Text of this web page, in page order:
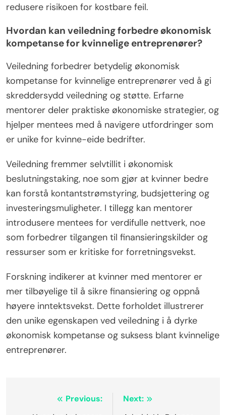
redusere risikoen for kostbare feil.
Hvordan kan veiledning forbedre økonomisk
kompetanse for kvinnelige entreprenører?
Veiledning forbedrer betydelig økonomisk
kompetanse for kvinnelige entreprenører ved å gi
skreddersydd veiledning og støtte. Erfarne
mentorer deler praktiske økonomiske strategier, og
hjelper mentees med å navigere utfordringer som
er unike for kvinne-eide bedrifter.
Veiledning fremmer selvtillit i økonomisk
beslutningstaking, noe som gjør at kvinner bedre
kan forstå kontantstrømstyring, budsjettering og
investeringsmuligheter. I tillegg kan mentorer
introdusere mentees for verdifulle nettverk, noe
som forbedrer tilgangen til finansieringskilder og
ressurser som er kritiske for forretningsvekst.
Forskning indikerer at kvinner med mentorer er
mer tilbøyelige til å sikre finansiering og oppnå
høyere inntektsvekst. Dette forholdet illustrerer
den unike egenskapen ved veiledning i å dyrke
økonomisk kompetanse og suksess blant kvinnelige
entreprenører.
Previous:
Next: